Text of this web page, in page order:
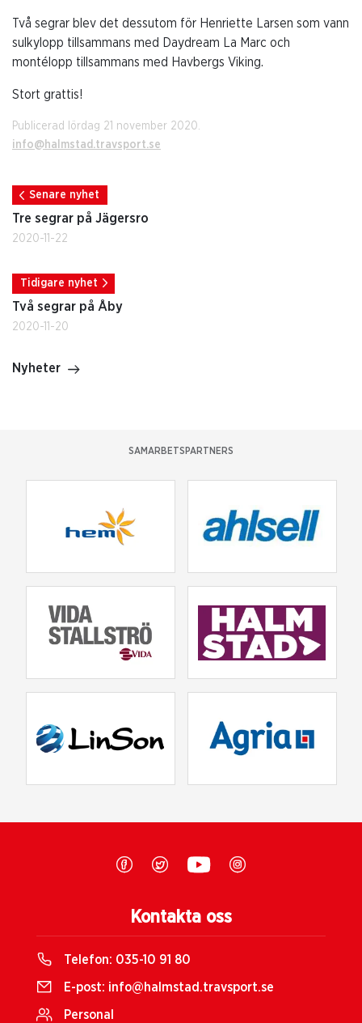
Två segrar blev det dessutom för Henriette Larsen som vann
sulkylopp tillsammans med Daydream La Marc och
montélopp tillsammans med Havbergs Viking.
Stort grattis!
Publicerad lördag 21 november 2020.
info@halmstad.travsport.se
Senare nyhet
Tre segrar på Jägersro
2020-11-22
Tidigare nyhet
Två segrar på Åby
2020-11-20
Nyheter
SAMARBETSPARTNERS
Kontakta oss
Telefon: 035-10 91 80
E-post: info@halmstad.travsport.se
Personal